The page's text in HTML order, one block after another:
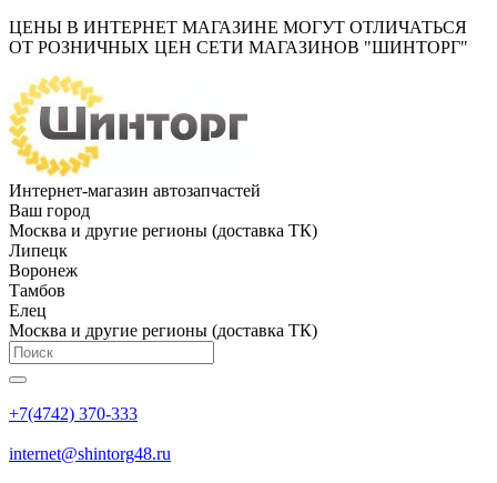
ЦЕНЫ В ИНТЕРНЕТ МАГАЗИНЕ МОГУТ ОТЛИЧАТЬСЯ
ОТ РОЗНИЧНЫХ ЦЕН СЕТИ МАГАЗИНОВ "ШИНТОРГ"
Интернет-магазин автозапчастей
Ваш город
Москва и другие регионы (доставка ТК)
Липецк
Воронеж
Тамбов
Елец
Москва и другие регионы (доставка ТК)
+7(4742) 370-333
internet@shintorg48.ru